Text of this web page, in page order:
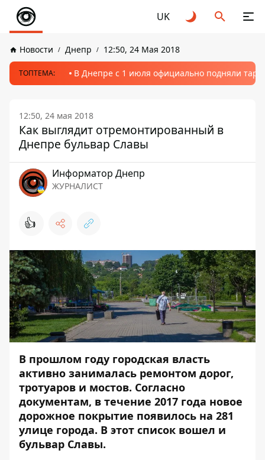
UK
Новости Днепр 12:50, 24 Мая 2018
ТОПТЕМА: В Днепре с 1 июля официально подняли
12:50, 24 мая 2018
Как выглядит отремонтированный в
Днепре бульвар Славы
Информатор Днепр
ЖУРНАЛИСТ
👍
В прошлом году городская власть
активно занималась ремонтом дорог,
тротуаров и мостов. Согласно
документам, в течение 2017 года новое
дорожное покрытие появилось на 281
улице города. В этот список вошел и
бульвар Славы.